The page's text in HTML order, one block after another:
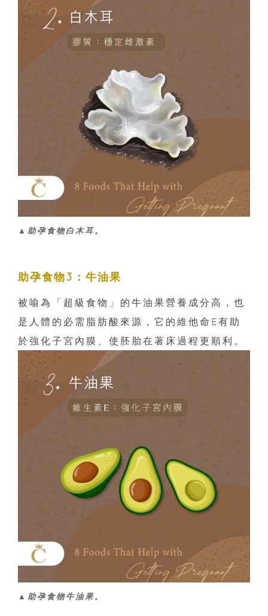
▲助孕食物白木耳。
助孕食物3：牛油果
被喻為「超級食物」的牛油果營養成分高，也
是人體的必需脂肪酸來源，它的維他命E有助
於強化子宮內膜、使胚胎在著床過程更順利。
▲助孕食物牛油果。